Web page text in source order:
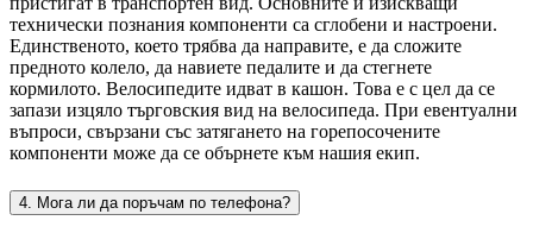
технически познания компоненти са сглобени и настроени.
Единственото, което трябва да направите, е да сложите
предното колело, да навиете педалите и да стегнете
кормилото. Велосипедите идват в кашон. Това е с цел да се
запази изцяло търговския вид на велосипеда. При евентуални
въпроси, свързани със затягането на горепосочените
компоненти може да се обърнете към нашия екип.
4. Мога ли да поръчам по телефона?